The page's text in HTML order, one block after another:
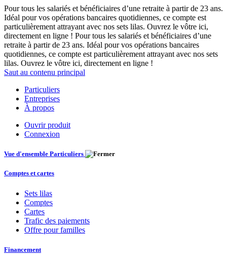
Pour tous les salariés et bénéficiaires d’une retraite à partir de 23 ans.
Idéal pour vos opérations bancaires quotidiennes, ce compte est
particulièrement attrayant avec nos sets lilas. Ouvrez le vôtre ici,
directement en ligne ! Pour tous les salariés et bénéficiaires d’une
retraite à partir de 23 ans. Idéal pour vos opérations bancaires
quotidiennes, ce compte est particulièrement attrayant avec nos sets
lilas. Ouvrez le vôtre ici, directement en ligne !
Saut au contenu principal
Particuliers
Entreprises
À propos
Ouvrir produit
Connexion
Vue d'ensemble Particuliers
Comptes et cartes
Sets lilas
Comptes
Cartes
Trafic des paiements
Offre pour familles
Financement